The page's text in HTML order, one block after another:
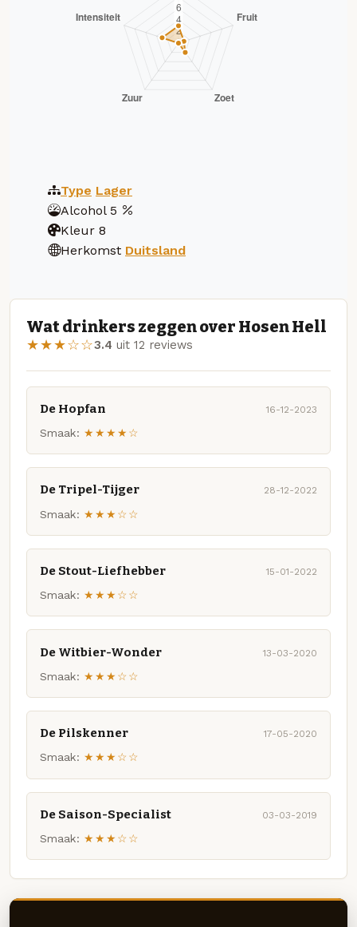
Type Lager
Alcohol 5
Kleur 8
Herkomst Duitsland
Wat drinkers zeggen over Hosen Hell
★★★☆☆3.4 uit 12 reviews
De Hopfan 16-12-2023
Smaak: ★★★★☆
De Tripel-Tijger 28-12-2022
Smaak: ★★★☆☆
De Stout-Liefhebber 15-01-2022
Smaak: ★★★☆☆
De Witbier-Wonder 13-03-2020
Smaak: ★★★☆☆
De Pilskenner 17-05-2020
Smaak: ★★★☆☆
De Saison-Specialist 03-03-2019
Smaak: ★★★☆☆